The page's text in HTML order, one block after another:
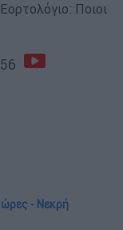
Ποιοι
ώρες - Νεκρή